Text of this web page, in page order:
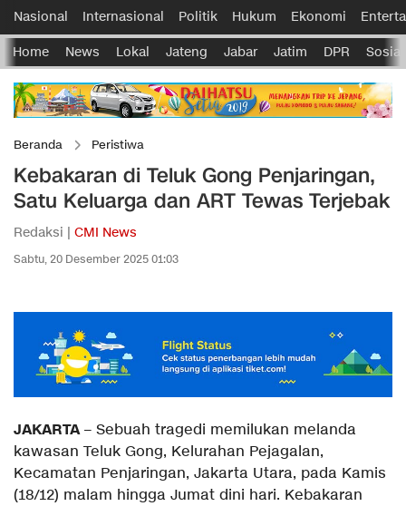
Nasional Internasional Politik Hukum Ekonomi
Home News Lokal Jateng Jabar Jatim DPR Sosial
Beranda Peristiwa
Kebakaran di Teluk Gong Penjaringan,
Satu Keluarga dan ART Tewas Terjebak
Redaksi | CMI News
Sabtu, 20 Desember 2025 01:03
JAKARTA– Sebuah tragedi memilukan melanda
kawasan Teluk Gong, Kelurahan Pejagalan,
Kecamatan Penjaringan, Jakarta Utara, pada Kamis
(18/12) malam hingga Jumat dini hari. Kebakaran